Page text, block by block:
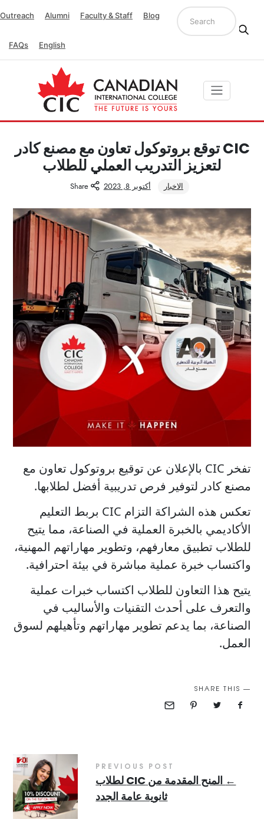
Outreach Alumni Faculty & Staff Blog
FAQs English
CIC توقع بروتوكول تعاون مع مصنع كادر
لتعزيز التدريب العملي للطلاب
الاخبار أكتوبر 8, 2023 Share
تفخر CIC بالإعلان عن توقيع بروتوكول تعاون مع
مصنع كادر لتوفير فرص تدريبية أفضل لطلابها.
تعكس هذه الشراكة التزام CIC بربط التعليم
الأكاديمي بالخبرة العملية في الصناعة، مما يتيح
للطلاب تطبيق معارفهم، وتطوير مهاراتهم المهنية،
واكتساب خبرة عملية مباشرة في بيئة احترافية.
يتيح هذا التعاون للطلاب اكتساب خبرات عملية
والتعرف على أحدث التقنيات والأساليب في
الصناعة، بما يدعم تطوير مهاراتهم وتأهيلهم لسوق
العمل.
SHARE THIS
PREVIOUS POST
←
المنح المقدمة من CIC لطلاب
ثانوية عامة الجدد